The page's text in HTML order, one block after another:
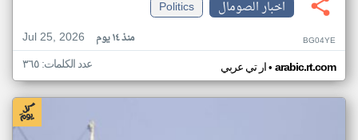
اخبار الصومال
Politics
Jul 25, 2026
منذ ١٤ يوم BG04YE
ار تي عربي• arabic.rt.com عدد الكلمات: ٣٦٥